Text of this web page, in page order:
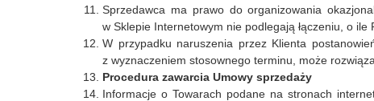
Sprzedawca ma prawo do organizowania
w Sklepie Internetowym nie podlegają łączeniu, o
W przypadku naruszenia przez Klienta
z wyznaczeniem stosownego terminu, może
Procedura zawarcia Umowy sprzedaży
Informacje o Towarach podane na stronach